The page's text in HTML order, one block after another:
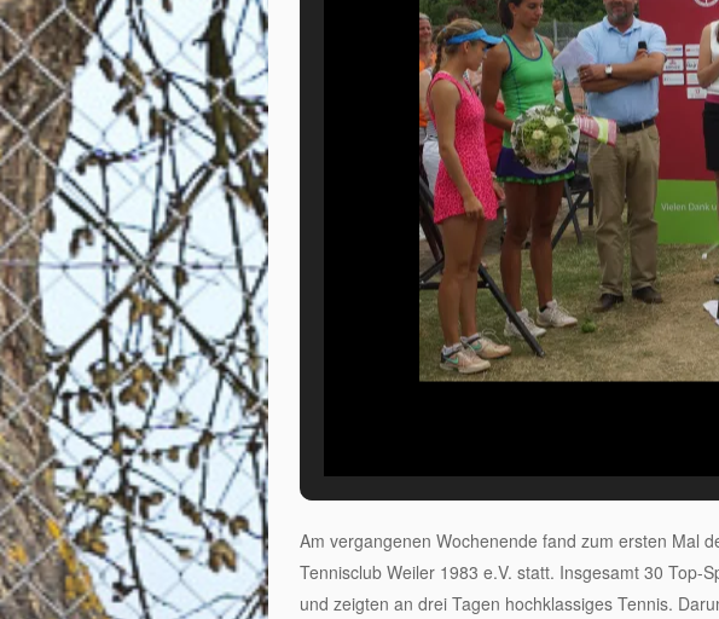
Am vergangenen Wochenende fand zum ersten Mal
Tennisclub Weiler 1983 e.V. statt. Insgesamt 30 Top-
und zeigten an drei Tagen hochklassiges Tennis.